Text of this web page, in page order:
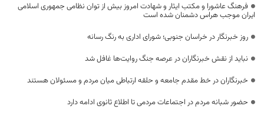
فرهنگ عاشورا و مکتب ایثار و شهادت امروز بیش از توان نظامی جمهوری اسلامی
ایران موجب هراس دشمنان شده است
روز خبرنگار در خراسان جنوبی؛ شورای اداری به رنگ رسانه
نباید از نقش خبرنگاران در عرصه جنگ روایت‌ها غافل شد
خبرنگاران در خط مقدم جامعه و حلقه ارتباطی میان مردم و مسئولان هستند
حضور شبانه مردم در اجتماعات مردمی تا اطلاع ثانوی ادامه دارد